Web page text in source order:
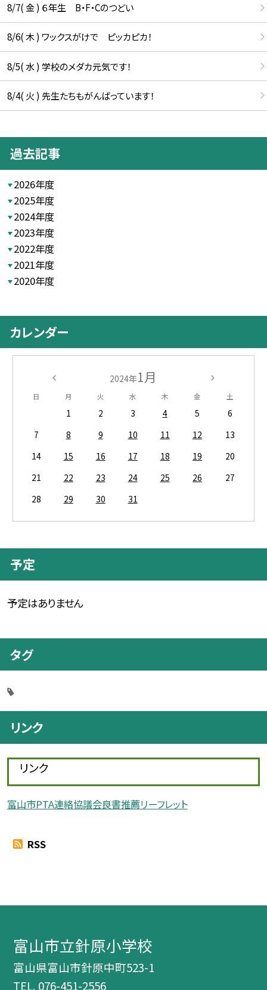
8/7( 金 ) ６年生 B・F・Cのつどい
8/6( 木 ) ワックスがけで ピッカピカ！
8/5( 水 ) 学校のメダカ元気です！
8/4( 火 ) 先生たちもがんばっています！
過去記事
2026年度
2025年度
2024年度
2023年度
2022年度
2021年度
2020年度
カレンダー
2024年1月
日 月 火 水 木 金 土
1 2 3 4 5
6
7
8 9 10 11 12
13
14
15 16 17 18 19
20
21
22 23 24 25 26
27
28
29 30 31
予定
予定はありません
タグ
リンク
リンク
富山市PTA連絡協議会良書推薦リーフレット
RSS
富山市立針原小学校
富山県富山市針原中町523-1
TEL. 076-451-2556